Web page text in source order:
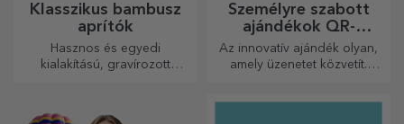
Klasszikus bambusz
aprítók
Hasznos és egyedi
kialakítású, gravírozott
legfinomabb ételekhez.
Személyre szabott
ajándékok QR-
kódokkal
Az innovatív ajándék olyan,
amely üzenetet közvetít.